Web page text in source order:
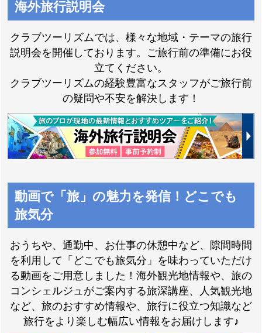
海外旅行説明会
クラブツーリズムでは、様々な地域・テーマの旅行
説明会を開催しております。ご旅行前の準備にお役
立てください。
クラブツーリズムの経験豊富なスタッフがご旅行前
の疑問や不安を解決します！
動画で「旅」の魅力を発信！どこでも
旅気分
おうちや、通勤中、お仕事の休憩中など、隙間時間
を利用して「どこでも旅気分」を味わっていただけ
る動画をご用意しました！海外観光地情報や、旅の
コンシェルジュがご案内する旅深講座、人気観光地
など、旅のおすすめ情報や、旅行に役立つ知識など
旅行をより楽しむ幅広い情報をお届けします♪